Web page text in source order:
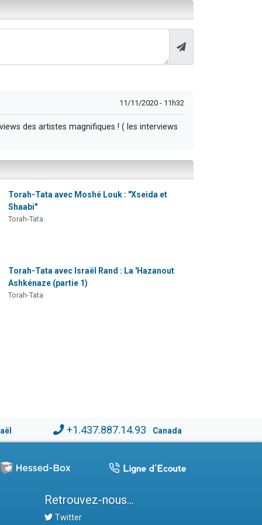
11/11/2020 - 11h32
des artistes magnifiques ! ( les interviews
Torah-Tata avec Moshé Louk : "Xseida et
Shaabi"
Torah-Tata
Torah-Tata avec Israël Rand : La 'Hazanout
Ashkénaze (partie 1)
Torah-Tata
+1.437.887.14.93 Canada
Retrouvez-nous...
Twitter